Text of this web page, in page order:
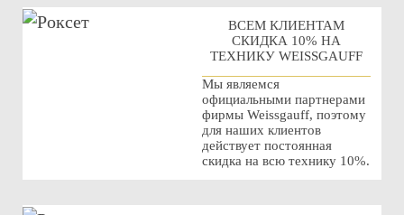
ВСЕМ КЛИЕНТАМ
СКИДКА 10% НА
ТЕХНИКУ WEISSGAUFF
Мы являемся
официальными партнерами
фирмы Weissgauff, поэтому
для наших клиентов
действует постоянная
скидка на всю технику 10%.